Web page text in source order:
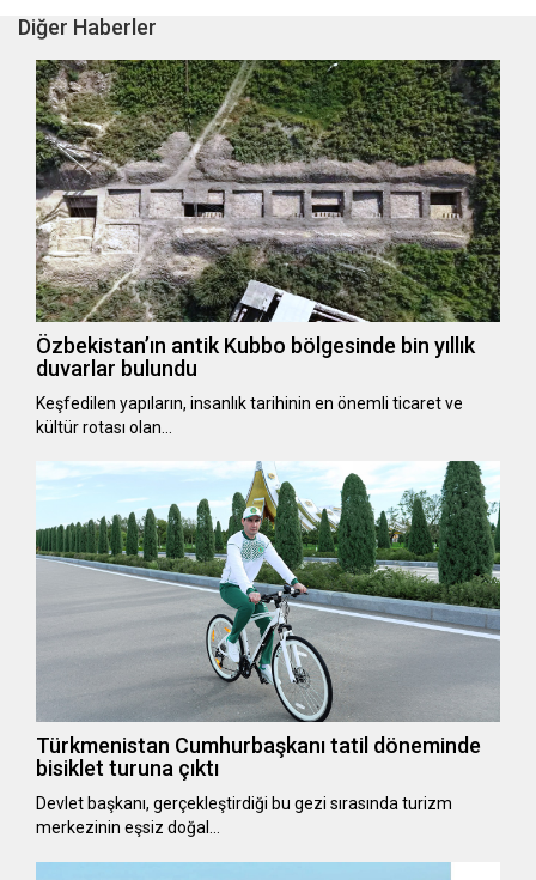
Diğer Haberler
Özbekistan’ın antik Kubbo bölgesinde bin yıllık
duvarlar bulundu
Keşfedilen yapıların, insanlık tarihinin en önemli ticaret ve
kültür rotası olan…
Türkmenistan Cumhurbaşkanı tatil döneminde
bisiklet turuna çıktı
Devlet başkanı, gerçekleştirdiği bu gezi sırasında turizm
merkezinin eşsiz doğal…